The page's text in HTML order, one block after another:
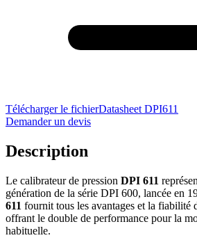
Télécharger le fichierDatasheet DPI611
Demander un devis
Description
Le calibrateur de pression DPI 611
génération de la série DPI 600, lancée en
611 fournit tous les avantages et la fiabilité
offrant le double de performance pour la
habituelle.